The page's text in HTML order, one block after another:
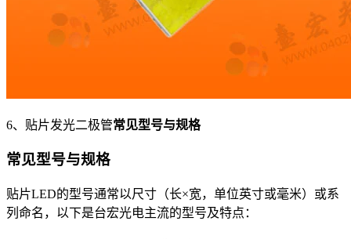
6、贴片发光二极管常见型号与规格
常见型号与规格
贴片LED的型号通常以尺寸（长×宽，单位英寸或毫米）或系
列命名，以下是台宏光电主流的型号及特点：